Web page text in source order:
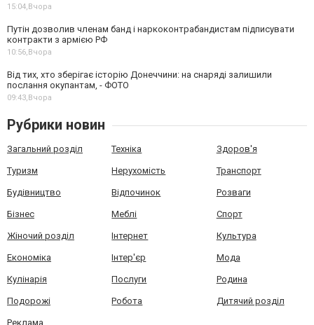
15:04,Вчора
Путін дозволив членам банд і наркоконтрабандистам підписувати
контракти з армією РФ
10:56,Вчора
Від тих, хто зберігає історію Донеччини: на снаряді залишили
послання окупантам, - ФОТО
09:43,Вчора
Рубрики новин
Загальний розділ Техніка Здоров'я
Туризм Нерухомість Транспорт
Будівництво Відпочинок Розваги
Бізнес Меблі Спорт
Жіночий розділ Інтернет Культура
Економіка Інтер'єр Мода
Кулінарія Послуги Родина
Подорожі Робота Дитячий розділ
Реклама